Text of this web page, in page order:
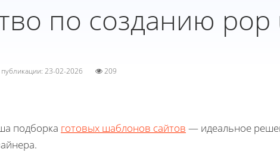
по созданию
публикации: 23-02-2026 209
подборка готовых шаблонов сайтов — идеальное